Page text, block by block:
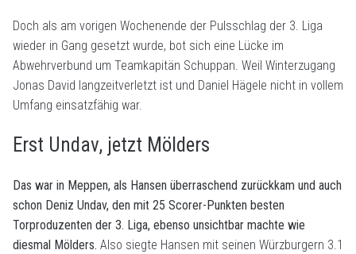
Doch als am vorigen Wochenende der Pulsschlag der 3. Liga
wieder in Gang gesetzt wurde, bot sich eine Lücke im
Abwehrverbund um Teamkapitän Schuppan. Weil Winterzugang
Jonas David langzeitverletzt ist und Daniel Hägele nicht in vollem
Umfang einsatzfähig war.
Erst Undav, jetzt Mölders
Das war in Meppen, als Hansen überraschend zurückkam und auch
schon Deniz Undav, den mit 25 Scorer-Punkten besten
Torproduzenten der 3. Liga, ebenso unsichtbar machte wie
diesmal Mölders. Also siegte Hansen mit seinen Würzburgern 3.1